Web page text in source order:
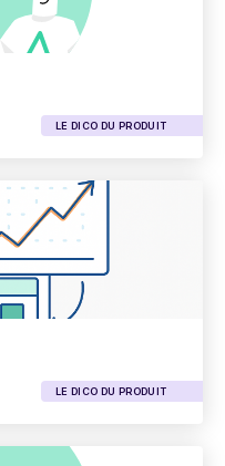
LE DICO DU PRODUIT
LE DICO DU PRODUIT